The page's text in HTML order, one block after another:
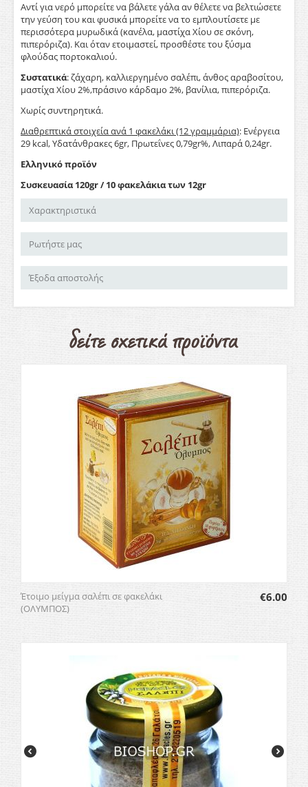
Αντί για νερό μπορείτε να βάλετε γάλα αν θέλετε να βελτιώσετε
την γεύση του και φυσικά μπορείτε να το εμπλουτίσετε με
περισσότερα μυρωδικά (κανέλα, μαστίχα Χίου σε σκόνη,
πιπερόριζα). Και όταν ετοιμαστεί, προσθέστε του ξύσμα
φλούδας πορτοκαλιού.
Συστατικά: ζάχαρη, καλλιεργημένο σαλέπι, άνθος αραβοσίτου,
μαστίχα Χίου 2%,πράσινο κάρδαμο 2%, βανίλια, πιπερόριζα.
Χωρίς συντηρητικά.
Διαθρεπτικά στοιχεία ανά 1 φακελάκι (12 γραμμάρια): Ενέργεια
29 kcal, Υδατάνθρακες 6gr, Πρωτεΐνες 0,79gr%, Λιπαρά 0,24gr.
Ελληνικό προϊόν
Συσκευασία 120gr / 10 φακελάκια των 12gr
Χαρακτηριστικά
Ρωτήστε μας
Έξοδα αποστολής
Έτοιμο μείγμα σαλέπι σε φακελάκι
(ΟΛΥΜΠΟΣ)
€6.00